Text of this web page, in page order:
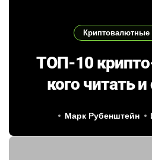
Криптовалютные
ТОП-10
кого читать
Марк Рубенштейн